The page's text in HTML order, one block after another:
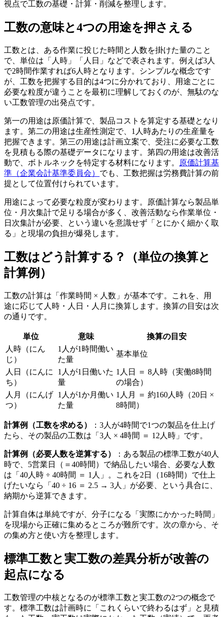
視点で工数の基礎・計算・削減を整理します。
工数の意味と4つの用途を押さえる
工数とは、ある作業に投じた時間と人数を掛けた量のこと
で、単位は「人時」「人日」などで表されます。例えば3人
で2時間作業すれば6人時となります。シンプルな概念です
が、工数を把握する目的は4つに分かれており、用途ごとに
必要な粒度が違うことを最初に理解しておくのが、無駄のな
い工数管理の出発点です。
第一の用途は原価計算で、製品コストを算定する基礎となり
ます。第二の用途は生産性測定で、1人時あたりの生産量を
把握できます。第三の用途は計画立案で、受注に必要な工数
を見積もる際の基礎データになります。第四の用途は改善活
動で、ボトルネックを特定する材料になります。
原価計算基
準（企業会計基準委員会） でも、工数把握は労務費計算の前
提として位置付けられています。
用途によって必要な粒度が変わります。原価計算なら製品単
位・月次集計で足りる場合が多く、改善活動なら作業単位・
日次集計が必要、という違いを意識せず「とにかく細かく取
る」と現場の負担が爆発します。
工数はどう計算する？（単位の換算と
計算例）
工数の計算は「作業時間 × 人数」が基本です。これを、用
途に応じて人時・人日・人月に換算します。換算の目安は次
の通りです。
単位 意味
換算の目安
人時（にん
じ）
1人が1時間働い
た量
基本単位
人日（にんに
ち）
1人が1日働いた
量
1人日 ＝ 8人時（実働8時間
の場合）
人月（にんげ
つ）
1人が1か月働い
た量
1人月 ＝ 約160人時（20日 ×
8時間）
計算例（工数を求める）
：3人が4時間で1つの製品を仕上げ
たら、その製品の工数は「3人 × 4時間 ＝ 12人時」です。
計算例（必要人数を逆算する）
：ある製品の標準工数が40人
時で、5営業日（＝40時間）で納品したい場合、必要な人数
は「40人時 ÷ 40時間 ＝ 1人」。これを2日（16時間）で仕上
げたいなら「40 ÷ 16 ＝ 2.5 → 3人」が必要、という具合に、
納期から逆算できます。
計算自体は単純ですが、分子になる「実際にかかった時間」
を現場から正確に集めるところが難所です。次の章から、そ
の集め方と使い方を整理します。
標準工数と実工数の差異分析が改善の
起点になる
工数管理の中核となるのが標準工数と実工数の2つの概念で
す。標準工数は計画時に「これくらいで終わるはず」と見積